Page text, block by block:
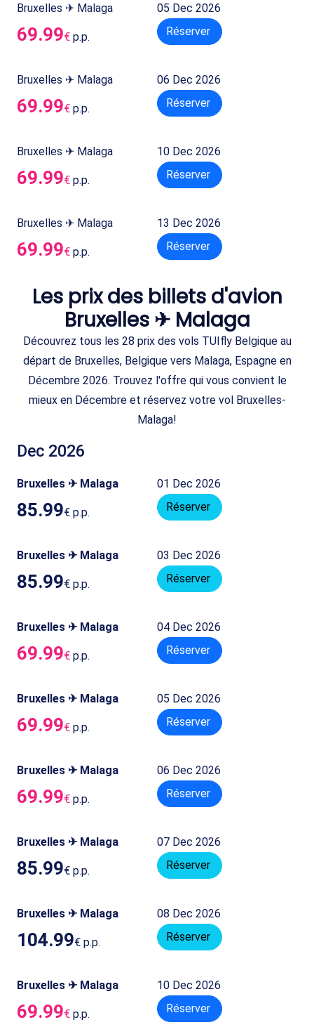
Bruxelles ✈ Malaga 05 Dec 2026
69.99€ p.p. Réserver
Bruxelles ✈ Malaga 06 Dec 2026
69.99€ p.p. Réserver
Bruxelles ✈ Malaga 10 Dec 2026
69.99€ p.p. Réserver
Bruxelles ✈ Malaga 13 Dec 2026
69.99€ p.p. Réserver
Les prix des billets d'avion
Bruxelles ✈ Malaga
Découvrez tous les 28 prix des vols TUIfly Belgique au
départ de Bruxelles, Belgique vers Malaga, Espagne en
Décembre 2026. Trouvez l'offre qui vous convient le
mieux en Décembre et réservez votre vol Bruxelles-
Malaga!
Dec 2026
Bruxelles ✈ Malaga 01 Dec 2026
85.99€ p.p. Réserver
Bruxelles ✈ Malaga 03 Dec 2026
85.99€ p.p. Réserver
Bruxelles ✈ Malaga 04 Dec 2026
69.99€ p.p. Réserver
Bruxelles ✈ Malaga 05 Dec 2026
69.99€ p.p. Réserver
Bruxelles ✈ Malaga 06 Dec 2026
69.99€ p.p. Réserver
Bruxelles ✈ Malaga 07 Dec 2026
85.99€ p.p. Réserver
Bruxelles ✈ Malaga 08 Dec 2026
104.99€ p.p. Réserver
Bruxelles ✈ Malaga 10 Dec 2026
69.99€ p.p. Réserver